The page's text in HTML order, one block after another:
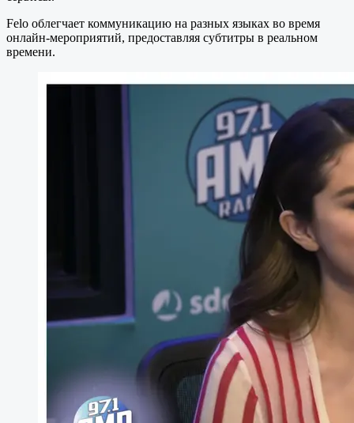
Felo облегчает коммуникацию на разных языках во время
онлайн-мероприятий, предоставляя субтитры в реальном
времени.